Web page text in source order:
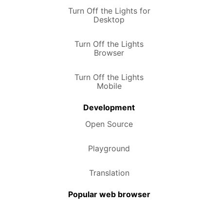
Turn Off the Lights for
Desktop
Turn Off the Lights
Browser
Turn Off the Lights
Mobile
Development
Open Source
Playground
Translation
Popular web browser